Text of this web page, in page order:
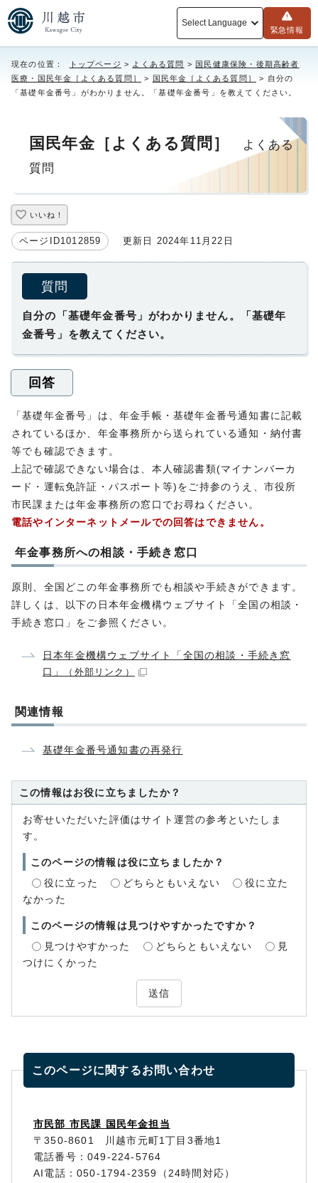
Select Language
緊急情報
現在の位置： トップページ > よくある質問 > 国民健康保険・後期高齢者
医療・国民年金［よくある質問］
> 国民年金［よくある質問］
> 自分の
「基礎年金番号」がわかりません。「基礎年金番号」を教えてください。
国民年金［よくある質問］
よくある
質問
いいね！
ページID1012859 更新日 2024年11月22日
質問
自分の「基礎年金番号」がわかりません。「基礎年
金番号」を教えてください。
回答
「基礎年金番号」は、年金手帳・基礎年金番号通知書に記載
されているほか、年金事務所から送られている通知・納付書
等でも確認できます。
上記で確認できない場合は、本人確認書類(マイナンバーカ
ード・運転免許証・パスポート等)をご持参のうえ、市役所
市民課または年金事務所の窓口でお尋ねください。
電話やインターネットメールでの回答はできません。
年金事務所への相談・手続き窓口
原則、全国どこの年金事務所でも相談や手続きができます。
詳しくは、以下の日本年金機構ウェブサイト「全国の相談・
手続き窓口」をご参照ください。
日本年金機構ウェブサイト「全国の相談・手続き窓
口」
（外部リンク）
関連情報
基礎年金番号通知書の再発行
この情報はお役に立ちましたか？
お寄せいただいた評価はサイト運営の参考といたしま
す。
このページの情報は役に立ちましたか？
役に立った
どちらともいえない
役に立た
なかった
このページの情報は見つけやすかったですか？
見つけやすかった
どちらともいえない
見
つけにくかった
送信
このページに関するお問い合わせ
市民部 市民課 国民年金担当
〒350-8601 川越市元町1丁目3番地1
電話番号：049-224-5764
AI電話：050-1794-2359（24時間対応）